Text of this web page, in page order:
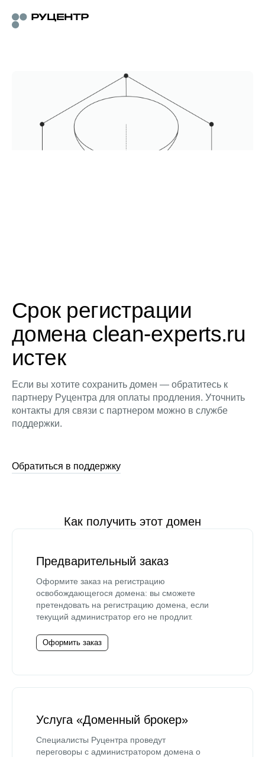
Срок регистрации
домена clean-experts.ru
истек
Если вы хотите сохранить домен — обратитесь к
партнеру Руцентра для оплаты продления. Уточнить
контакты для связи с партнером можно в службе
поддержки.
Обратиться в поддержку
Как получить этот домен
Предварительный заказ
Оформите заказ на регистрацию
освобождающегося домена: вы сможете
претендовать на регистрацию домена, если
текущий администратор его не продлит.
Оформить заказ
Услуга «Доменный брокер»
Специалисты Руцентра проведут
переговоры с администратором домена о